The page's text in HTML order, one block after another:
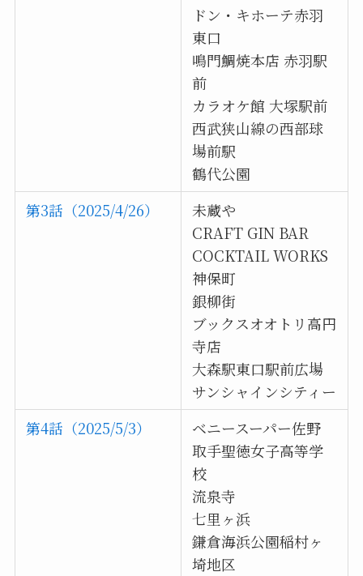
ドン・キホーテ赤羽
東口
鳴門鯛焼本店 赤羽駅
前
カラオケ館 大塚駅前
西武狭山線の西部球
場前駅
鶴代公園
第3話（2025/4/26）
未蔵や
CRAFT GIN BAR
COCKTAIL WORKS
神保町
銀柳街
ブックスオオトリ高円
寺店
大森駅東口駅前広場
サンシャインシティー
第4話（2025/5/3）
ベニースーパー佐野
取手聖徳女子高等学
校
流泉寺
七里ヶ浜
鎌倉海浜公園稲村ヶ
埼地区